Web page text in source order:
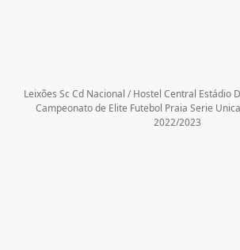
Leixões Sc Cd Nacional / Hostel Central Estádio
Campeonato de Elite Futebol Praia Serie
2022/2023